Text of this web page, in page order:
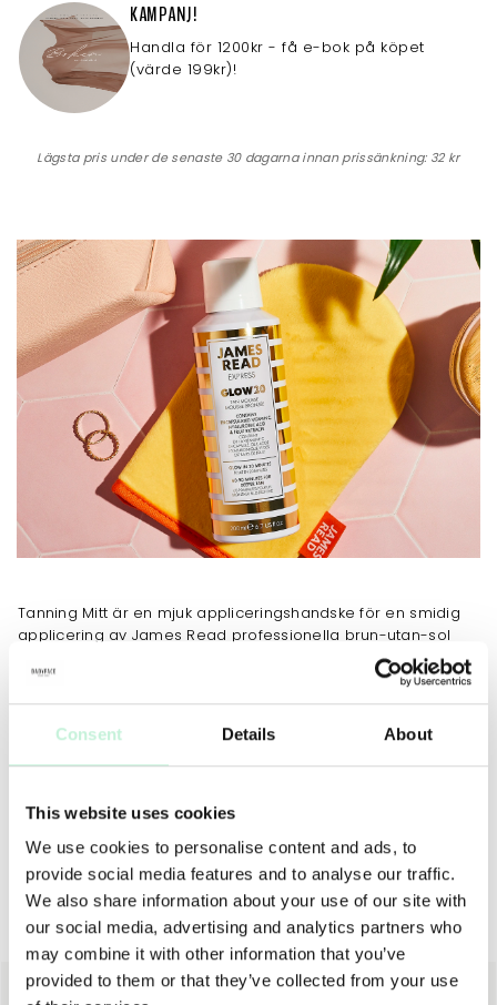
Consent Details About
This website uses cookies
We use cookies to personalise content and ads, to
provide social media features and to analyse our traffic.
We also share information about your use of our site with
our social media, advertising and analytics partners who
may combine it with other information that you’ve
provided to them or that they’ve collected from your use
KAMPANJ!
Handla för 1200kr - få e-bok på köpet
(värde 199kr)!
Lägsta pris under de senaste 30 dagarna innan prissänkning: 32 kr
Tanning Mitt är en mjuk appliceringshandske för en smidig
applicering av James Read professionella brun-utan-sol
produkter. Ger en jämn och naturlig solbrun ton utan ränder.
Tillräckligt mjuk för att även användas i ansiktet.
JOBBAR MOT
Utförsäljning
40% 30%